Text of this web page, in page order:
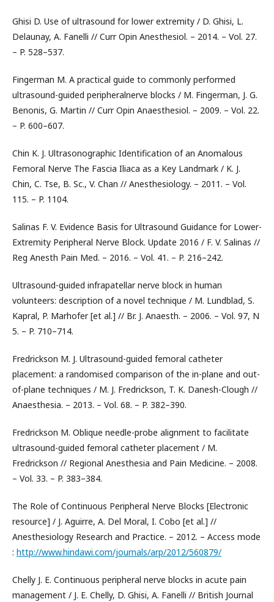
Ghisi D. Use of ultrasound for lower extremity / D. Ghisi, L.
Delaunay, A. Fanelli // Curr Opin Anesthesiol. – 2014. – Vol. 27.
– P. 528–537.
Fingerman M. A practical guide to commonly performed
ultrasound-guided peripheralnerve blocks / M. Fingerman, J. G.
Benonis, G. Martin // Curr Opin Anaesthesiol. – 2009. – Vol. 22.
– P. 600–607.
Chin K. J. Ultrasonographic Identification of an Anomalous
Femoral Nerve The Fascia Iliaca as a Key Landmark / K. J.
Chin, C. Tse, B. Sc., V. Chan // Anesthesiology. – 2011. – Vol.
115. – P. 1104.
Salinas F. V. Evidence Basis for Ultrasound Guidance for Lower-
Extremity Peripheral Nerve Block. Update 2016 / F. V. Salinas //
Reg Anesth Pain Med. – 2016. – Vol. 41. – P. 216–242.
Ultrasound-guided infrapatellar nerve block in human
volunteers: description of a novel technique / M. Lundblad, S.
Kapral, P. Marhofer [et al.] // Br. J. Anaesth. – 2006. – Vol. 97, N
5. – P. 710–714.
Fredrickson M. J. Ultrasound-guided femoral catheter
placement: a randomised comparison of the in-plane and out-
of-plane techniques / M. J. Fredrickson, T. K. Danesh-Clough //
Anaesthesia. – 2013. – Vol. 68. – P. 382–390.
Fredrickson M. Oblique needle-probe alignment to facilitate
ultrasound-guided femoral catheter placement / M.
Fredrickson // Regional Anesthesia and Pain Medicine. – 2008.
– Vol. 33. – P. 383–384.
The Role of Continuous Peripheral Nerve Blocks [Electronic
resource] / J. Aguirre, A. Del Moral, I. Cobo [et al.] //
Anesthesiology Research and Practice. – 2012. – Access mode
: http://www.hindawi.com/journals/arp/2012/560879/
Chelly J. E. Continuous peripheral nerve blocks in acute pain
management / J. E. Chelly, D. Ghisi, A. Fanelli // British Journal